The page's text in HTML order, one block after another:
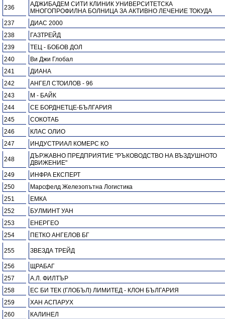
236
АДЖИБАДЕМ СИТИ КЛИНИК УНИВЕРСИТЕТСКА
МНОГОПРОФИЛНА БОЛНИЦА ЗА АКТИВНО ЛЕЧЕНИЕ ТОКУДА
237
ДИАС 2000
238
ГАЗТРЕЙД
239
ТЕЦ - БОБОВ ДОЛ
240
Ви Джи Глобал
241
ДИАНА
242
АНГЕЛ СТОИЛОВ - 96
243
М - БАЙК
244
СЕ БОРДНЕТЦЕ-БЪЛГАРИЯ
245
СОКОТАБ
246
КЛАС ОЛИО
247
ИНДУСТРИАЛ КОМЕРС КО
248
ДЪРЖАВНО ПРЕДПРИЯТИЕ "РЪКОВОДСТВО НА ВЪЗДУШНОТО
ДВИЖЕНИЕ"
249
ИНФРА ЕКСПЕРТ
250
Марсфелд Железопътна Логистика
251
ЕМКА
252
БУЛМИНТ УАН
253
ЕНЕРГЕО
254
ПЕТКО АНГЕЛОВ БГ
255 ЗВЕЗДА ТРЕЙД
256
ЩРАБАГ
257
А.Л. ФИЛТЪР
258
ЕС БИ ТЕК (ГЛОБЪЛ) ЛИМИТЕД - КЛОН БЪЛГАРИЯ
259
ХАН АСПАРУХ
260
КАЛИНЕЛ